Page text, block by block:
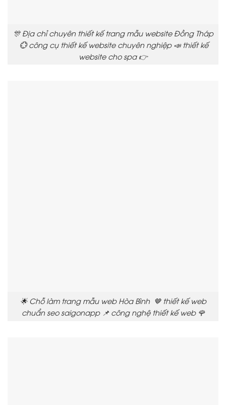
🎊 Địa chỉ chuyên thiết kế trang mẫu website Đồng Tháp
💮 công cụ thiết kế website chuyên nghiệp 📣 thiết kế
website cho spa 👉
🌟 Chỗ làm trang mẫu web Hòa Bình 🤎 thiết kế web
chuẩn seo saigonapp 📌 công nghệ thiết kế web 🌹